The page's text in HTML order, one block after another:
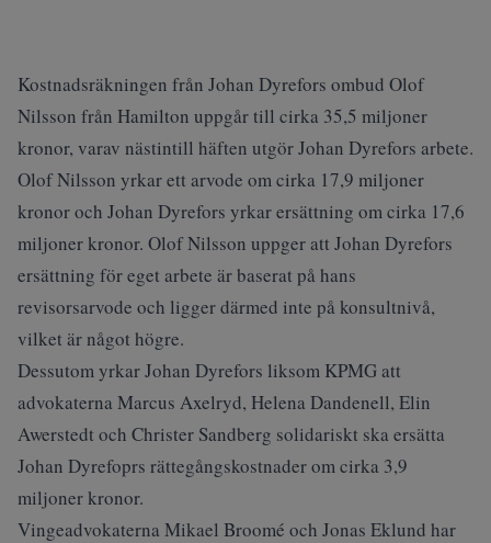
Kostnadsräkningen från Johan Dyrefors ombud Olof
Nilsson från Hamilton uppgår till cirka 35,5 miljoner
kronor, varav nästintill häften utgör Johan Dyrefors arbete.
Olof Nilsson yrkar ett arvode om cirka 17,9 miljoner
kronor och Johan Dyrefors yrkar ersättning om cirka 17,6
miljoner kronor. Olof Nilsson uppger att Johan Dyrefors
ersättning för eget arbete är baserat på hans
revisorsarvode och ligger därmed inte på konsultnivå,
vilket är något högre.
Dessutom yrkar Johan Dyrefors liksom KPMG att
advokaterna Marcus Axelryd, Helena Dandenell, Elin
Awerstedt och Christer Sandberg solidariskt ska ersätta
Johan Dyrefoprs rättegångskostnader om cirka 3,9
miljoner kronor.
Vingeadvokaterna Mikael Broomé och Jonas Eklund har